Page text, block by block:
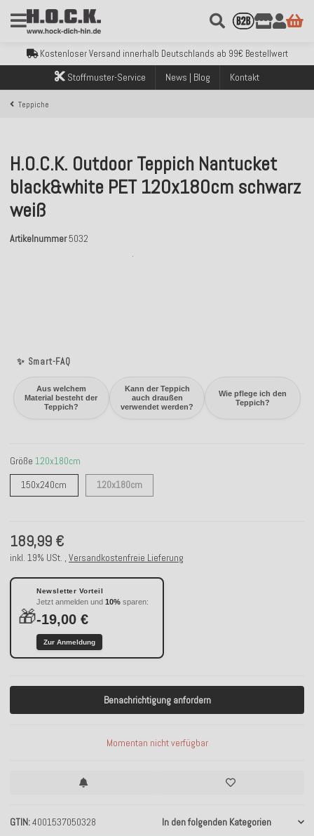
Über 120.000 erfolgreich versendete Bestellungen
Sicher bezahlen mit Klarna, PayPal & Amazon Pay
Kostenloser Versand innerhalb Deutschlands ab 99€ Bestellwert
Über 120.000 erfolgreich versendete Bestellungen
Stoffmuster-Service News | Blog Kontakt
Teppiche
✨ Smart-FAQ
Aus welchem
Material besteht der
Teppich?
Kann der Teppich
auch draußen
verwendet werden?
Wie pflege ich den
Teppich?
H.O.C.K. Outdoor Teppich Nantucket
black&white PET 120x180cm schwarz
weiß
Artikelnummer5032
GTIN 4001537050328 In den folgenden Kategorien
Größe 120x180cm
150x240cm 150x240cm120x180cm120x180cm
189,99 €
inkl. 19% USt. , Versandkostenfreie Lieferung
🎁
Newsletter Vorteil
Jetzt anmelden und 10% sparen:
-19,00 €
Zur Anmeldung
Benachrichtigung anfordern
Momentan nicht verfügbar